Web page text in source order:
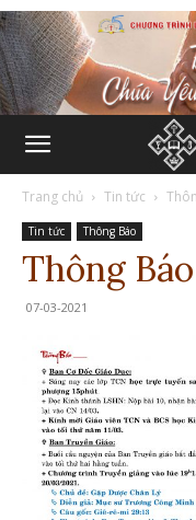
Trang chủ Tin tức
Tin tức Thông Báo
Thông
07-03-2021